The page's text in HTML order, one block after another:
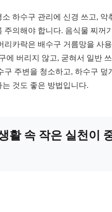
하수구 관리에 신경 쓰고, 악
주의해야 합니다. 음식물 찌꺼
리카락은 배수구 거름망을 사
에 버리지 않고, 굳혀서 일반
구 주변을 청소하고, 하수구 덮
것도 좋은 방법입니다.
활 속 작은 실천이